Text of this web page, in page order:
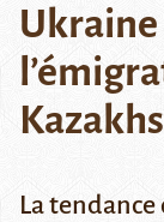
Ukraine
La tendance